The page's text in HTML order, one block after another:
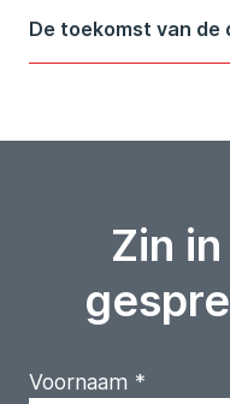
De toekomst van de
Zin
Voornaam *